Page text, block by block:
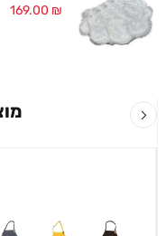
169.00 ₪